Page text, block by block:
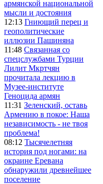
армянской национальной
мысли и достояния
12:13 Гниющий перец и
геополитические
иллюзии Пашиняна
11:48 Связанная со
спецслужбами Турции
Лилит Мкртчян
прочитала лекцию в
Музее-институте
Геноцида армян
11:31 Зеленский, оставь
Армению в покое: Наша
независимость - не твоя
проблема!
08:12 Тысячелетняя
история под ногами: на
окраине Еревана
обнаружили древнейшее
поселение